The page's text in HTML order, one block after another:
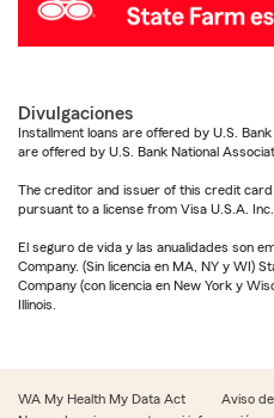
Divulgaciones
Installment loans are offered by U.S.
are offered by U.S. Bank National
The creditor and issuer of this credit card
pursuant to a license from Visa U.S.A. Inc.
El seguro de vida y las anualidades son
Company. (Sin licencia en MA, NY y WI)
Company (con licencia en New York y
Illinois.
WA My Health My Data Act
Aviso